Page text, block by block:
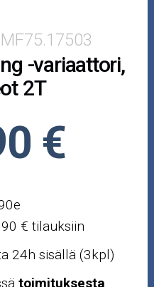
-variaattori,
2T
€
€ tilauksiin
24h sisällä (3kpl)
toimituksesta